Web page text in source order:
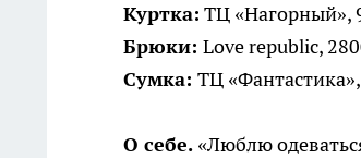
Куртка: ТЦ «Нагорный»,
Брюки: Love republic,
Сумка: ТЦ
О себе. «Люблю